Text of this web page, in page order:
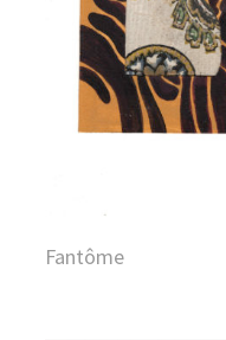
Fantôme